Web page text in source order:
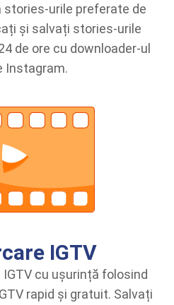
urile preferate de
și salvați stories-urile
de ore cu downloader-ul
Instagram.
IGTV
cu ușurință folosind
rapid și gratuit. Salvați